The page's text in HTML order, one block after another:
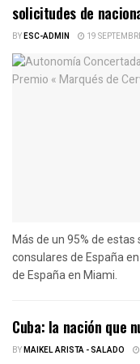
solicitudes de
BYESC-ADMIN 19
Más de un 95% de
consulares de España
de España en Miami.
Cuba: la nación que
BYMAIKEL ARISTA - SALADO